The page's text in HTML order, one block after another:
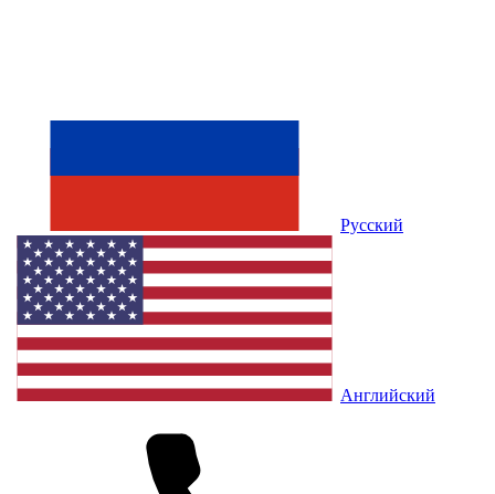
Русский
Английский